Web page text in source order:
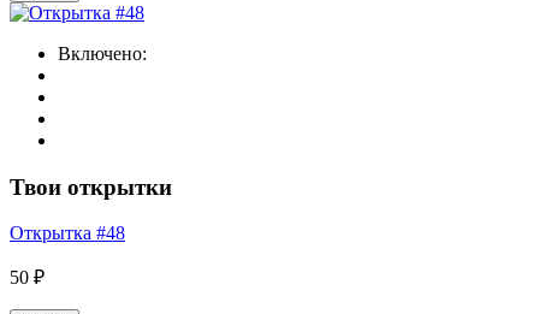
Включено:
Твои открытки
Открытка #48
50 ₽